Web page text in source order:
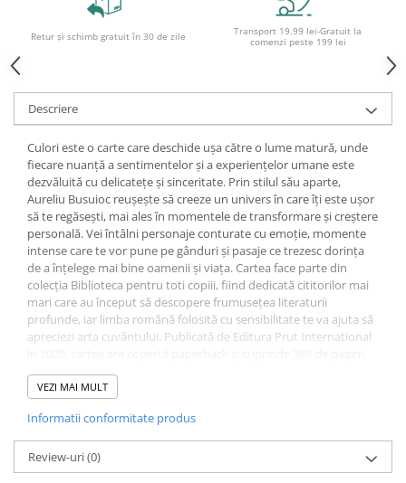
Penare echipate
Penare neechipate
Penare tip etui
Acuarele și pensule școlare
Acuarele școlare și Tempera
Pensule școlare
Pahare și palete pictură
Retur și schimb gratuit în 30 de zile
Transport 19.99 lei-Gratuit la
comenzi peste 199 lei
Descriere
Culori este o carte care deschide ușa către o lume matură, unde
fiecare nuanță a sentimentelor și a experiențelor umane este
dezvăluită cu delicatețe și sinceritate. Prin stilul său aparte,
Aureliu Busuioc reușește să creeze un univers în care îți este ușor
să te regăsești, mai ales în momentele de transformare și creștere
personală. Vei întâlni personaje conturate cu emoție, momente
intense care te vor pune pe gânduri și pasaje ce trezesc dorința
de a înțelege mai bine oamenii și viața. Cartea face parte din
colecția Biblioteca pentru toti copiii, fiind dedicată cititorilor mai
mari care au început să descopere frumusețea literaturii
profunde, iar limba română folosită cu sensibilitate te va ajuta să
apreciezi arta cuvântului. Publicată de Editura Prut International
dimensiunea volumului fiind de 14.5 cm lățime și 20 cm înălțime.
Este recomandată copiilor între 10 și 12 ani, fiind o alegere
și îmbogățesc sufletul. Editura: Prut International
An apariție: 2020
Limba: Română
Tip copertă: Paperback
VEZI MAI MULT
Informatii conformitate produs
Review-uri(0)